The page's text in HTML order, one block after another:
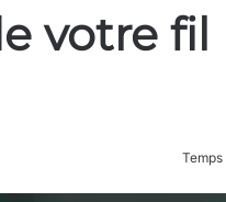
votre fil